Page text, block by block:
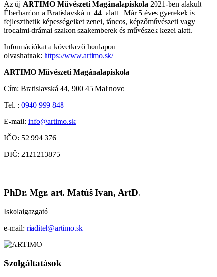
Az új ARTIMO Művészeti Magánalapiskola 2021-ben alakult
Éberhardon a Bratislavská u. 44. alatt. Már 5 éves gyerekek is
fejleszthetik képességeiket zenei, táncos, képzőművészeti vagy
irodalmi-drámai szakon szakemberek és művészek kezei alatt.
Információkat a következő honlapon
olvashatnak: https://www.artimo.sk/
ARTIMO Művészeti Magánalapiskola
Cím: Bratislavská 44, 900 45 Malinovo
Tel. : 0940 999 848
E-mail: info@artimo.sk
IČO: 52 994 376
DIČ: 2121213875
PhDr. Mgr. art. Matúš Ivan, ArtD.
Iskolaigazgató
e-mail: riaditel@artimo.sk
Szolgáltatások